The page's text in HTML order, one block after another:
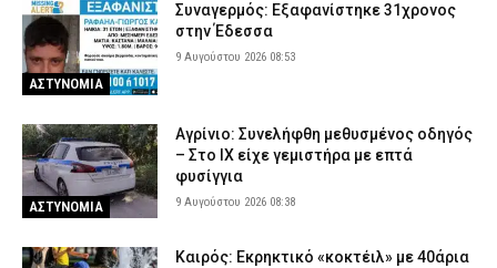
ΑΣΤΥΝΟΜΙΑ
Συναγερμός: Εξαφανίστηκε 31χρονος
στην Έδεσσα
9 Αυγούστου 2026 08:53
ΑΣΤΥΝΟΜΙΑ
Αγρίνιο: Συνελήφθη μεθυσμένος οδηγός
– Στο ΙΧ είχε γεμιστήρα με επτά
φυσίγγια
9 Αυγούστου 2026 08:38
Καιρός: Eκρηκτικό «κοκτέιλ» με 40άρια